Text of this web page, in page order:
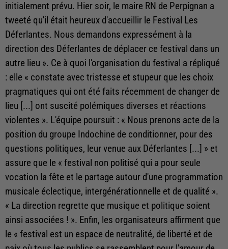
initialement prévu. Hier soir, le maire RN de Perpignan a
tweeté qu'il était heureux d'accueillir le Festival Les
Déferlantes. Nous demandons expressément à la
direction des Déferlantes de déplacer ce festival dans un
autre lieu ». Ce à quoi l'organisation du festival a répliqué
: elle « constate avec tristesse et stupeur que les choix
pragmatiques qui ont été faits récemment de changer de
lieu [...] ont suscité polémiques diverses et réactions
violentes ». L'équipe poursuit : « Nous prenons acte de la
position du groupe Indochine de conditionner, pour des
questions politiques, leur venue aux Déferlantes [...] » et
assure que le « festival non politisé qui a pour seule
vocation la fête et le partage autour d'une programmation
musicale éclectique, intergénérationnelle et de qualité ».
« La direction regrette que musique et politique soient
ainsi associées ! ». Enfin, les organisateurs affirment que
le « festival est un espace de neutralité, de liberté et de